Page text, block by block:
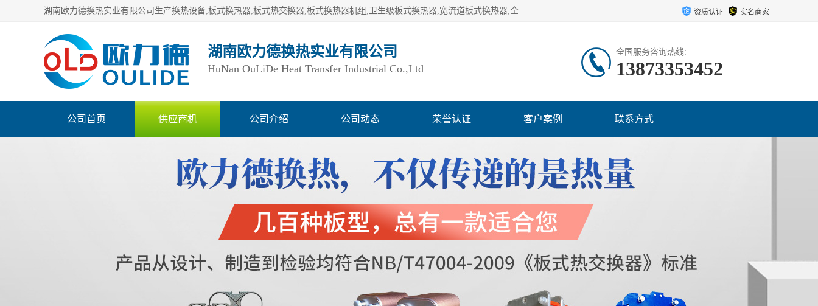
湖南欧力德换热实业有限公司生产换热设备,板式换热器,板式热交换器,板式换热器机组,卫生级板式换热器,宽流道板式换热器,全焊接板式换热器,钎焊板式换热器,钛材板式换热器,容积式换热器,盘管换热,不锈钢水箱,定压补水机组,变频供水机组等,用户覆盖：湖南、湖北、广西、广东、海南、云南、贵州等全国各地。 资质认证 实名商家
湖南欧力德换热实业有限公司
HuNan OuLiDe Heat Transfer Industrial Co.,Ltd
全国服务咨询热线:
13873353452
公司首页 供应商机 公司介绍 公司动态 荣誉认证 客户案例 联系方式